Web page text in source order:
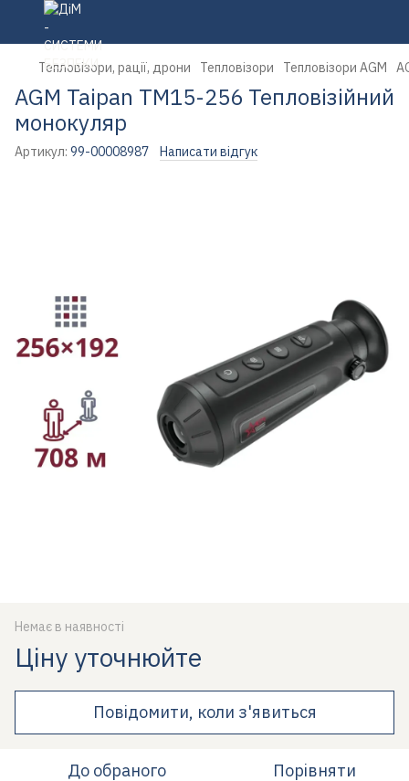
Тепловізори, рації, дрони Тепловізори Тепловізори AGM
AGM Taipan TM15-256 Тепловізійний
монокуляр
Артикул: 99-00008987 Написати відгук
Немає в наявності
Ціну уточнюйте
Повідомити, коли з'явиться
До обраного Порівняти